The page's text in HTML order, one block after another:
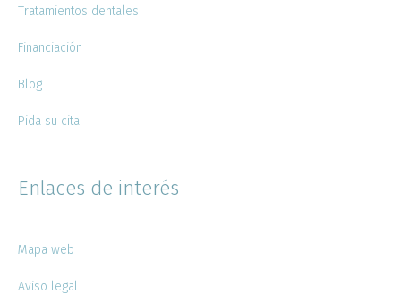
Tratamientos dentales
Financiación
Blog
Pida su cita
Enlaces de interés
Mapa web
Aviso legal